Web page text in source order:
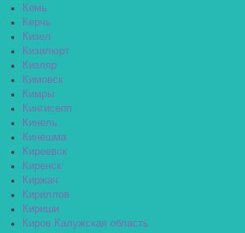
Кемь
Керчь
Кизел
Кизилюрт
Кизляр
Кимовск
Кимры
Кингисепп
Кинель
Кинешма
Киреевск
Киренск
Киржач
Кириллов
Кириши
Киров Калужская область